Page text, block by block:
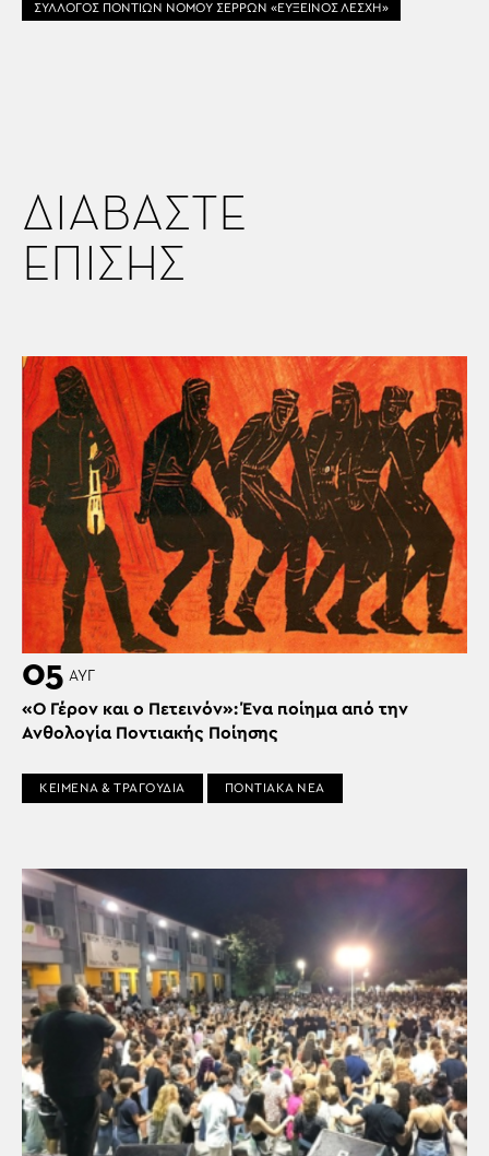
ΣΥΛΛΟΓΟΣ ΠΟΝΤΙΩΝ ΝΟΜΟΥ ΣΕΡΡΩΝ «ΕΥΞΕΙΝΟΣ ΛΕΣΧΗ»
ΔΙΑΒΑΣΤΕ
ΕΠΙΣΗΣ
05 ΑΥΓ
«Ο Γέρον και ο Πετεινόν»: Ένα ποίημα από την
Ανθολογία Ποντιακής Ποίησης
ΚΕΙΜΕΝΑ & ΤΡΑΓΟΥΔΙΑ ΠΟΝΤΙΑΚΑ ΝΕΑ